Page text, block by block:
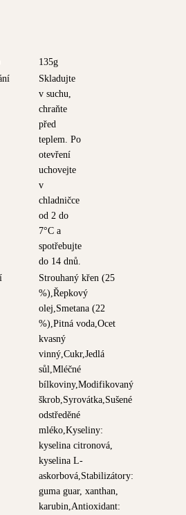
135g
Skladujte
v suchu,
chraňte
před
teplem. Po
otevření
uchovejte
v
chladničce
od 2 do
7°C a
spotřebujte
do 14 dnů.
Strouhaný křen (25
%),Řepkový
olej,Smetana (22
%),Pitná voda,Ocet
kvasný
vinný,Cukr,Jedlá
sůl,Mléčné
bílkoviny,Modifikovaný
škrob,Syrovátka,Sušené
odstředěné
mléko,Kyseliny:
kyselina citronová,
kyselina L-
askorbová,Stabilizátory:
guma guar, xanthan,
karubin,Antioxidant: